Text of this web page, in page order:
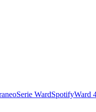
Serie WardSpotifyWard